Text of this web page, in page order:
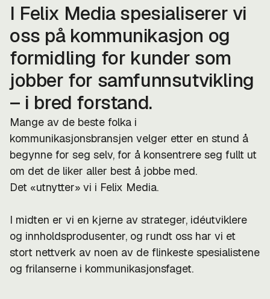
I Felix Media spesialiserer vi
oss på kommunikasjon og
formidling for kunder som
jobber for samfunnsutvikling
– i bred forstand.
Mange av de beste folka i
kommunikasjonsbransjen velger etter en stund å
begynne for seg selv, for å konsentrere seg fullt ut
om det de liker aller best å jobbe med.
Det «utnytter» vi i Felix Media.
I midten er vi en kjerne av strateger, idéutviklere
og innholdsprodusenter, og rundt oss har vi et
stort nettverk av noen av de flinkeste spesialistene
og frilanserne i kommunikasjonsfaget.